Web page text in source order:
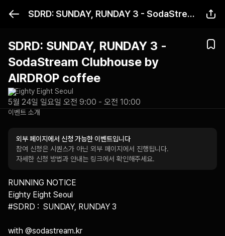
SDRD: SUNDAY, RUNDAY 3 - SodaStream Clubhouse by AIRDROP coffee
SDRD: SUNDAY, RUNDAY 3 -
SodaStream Clubhouse by
AIRDROP coffee
Eighty Eight Seoul
5월 24일 일요일 오전 9:00 - 오전 10:00
이벤트 소개
외부 페이지에서 신청 가능한 이벤트입니다
참여 신청은 시퀀스가 아닌 외부 페이지에서 진행됩니다.
자세한 신청 방법과 안내는 링크에서 확인해주세요.
RUNNING NOTICE
Eighty Eight Seoul
#SDRD :  SUNDAY, RUNDAY 3
with @sodastream.kr